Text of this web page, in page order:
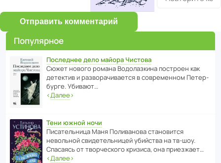
Отправить комментарий
Популярное
Последнее дело майора Чистова
Сюжет нового романа Водо­ла­з­кина пост­роен как
дете­ктив и разво­ра­чи­ва­ется в совре­менном Пете­р­
бурге. Убивают…
‹Далее›
Тени южной ночи
Писа­тель­ница Маня Поли­ва­нова стано­вится
невольной свиде­тель­ницей убийства на тв-шоу.
Спасаясь от твор­че­с­кого кризиса, она приезжает…
‹Далее›